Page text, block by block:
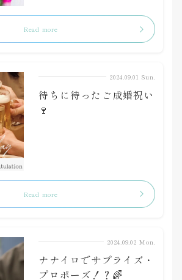
Read more
2024.09.01 Sun.
待ちに待ったご成婚祝い
🍷
Read more
2024.09.02 Mon.
ナナイロでサプライズ・
プロポーズ！？🌈